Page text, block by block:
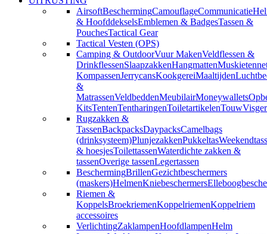
AirsoftBeschermingCamouflageCommunicatie
& HoofddekselsEmblemen & BadgesTassen &
PouchesTactical Gear
Tactical Vesten (OPS)
Camping & OutdoorVuur MakenVeldflessen &
DrinkflessenSlaapzakkenHangmatten
KompassenJerrycansKookgereiMaaltijden
&
MatrassenVeldbeddenMeubilairMoneywallets
KitsTentenTentharingenToiletartikelenTouw
Rugzakken &
TassenBackpacksDaypacksCamelbags
(drinksysteem)PlunjezakkenPukkeltas
& hoesjesToilettassenWaterdichte zakken &
tassenOverige tassenLegertassen
BeschermingBrillenGezichtbeschermers
(maskers)HelmenKniebeschermers
Riemen &
KoppelsBroekriemenKoppelriemenKoppelriem
accessoires
VerlichtingZaklampenHoofdlampenHelm